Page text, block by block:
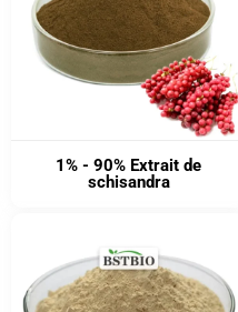
1% - 90% Extrait de
schisandra